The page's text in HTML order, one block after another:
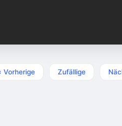
Vorherige Zufällige